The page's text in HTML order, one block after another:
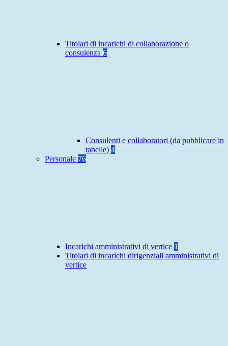
Titolari di incarichi di collaborazione o
consulenza 6
Consulenti e collaboratori (da pubblicare in
tabelle) 4
Personale 76
Incarichi amministrativi di vertice 1
Titolari di incarichi dirigenziali amministrativi di
vertice